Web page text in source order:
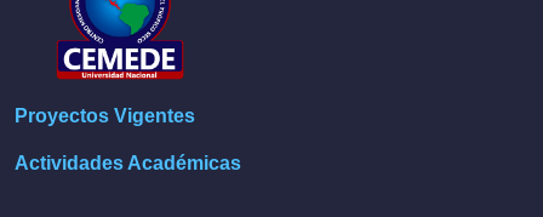
Proyectos Vigentes
Actividades Académicas